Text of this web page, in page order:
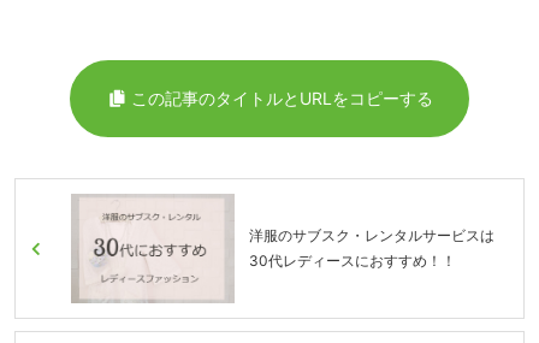
この記事のタイトルとURLをコピーする
洋服のサブスク・レンタルサービスは
30代レディースにおすすめ！！